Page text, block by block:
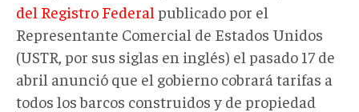
del Registro Federal publicado por el
Representante Comercial de Estados Unidos
(USTR, por sus siglas en inglés) el pasado 17 de
abril anunció que el gobierno cobrará tarifas a
todos los barcos construidos y de propiedad